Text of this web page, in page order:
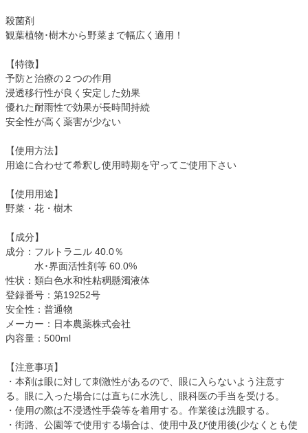
殺菌剤
観葉植物･樹木から野菜まで幅広く適用！
【特徴】
予防と治療の２つの作用
浸透移行性が良く安定した効果
優れた耐雨性で効果が長時間持続
安全性が高く薬害が少ない
【使用方法】
用途に合わせて希釈し使用時期を守ってご使用下さい
【使用用途】
野菜・花・樹木
【成分】
成分：フルトラニル 40.0％
水･界面活性剤等 60.0%
性状：類白色水和性粘稠懸濁液体
登録番号：第19252号
安全性：普通物
メーカー：日本農薬株式会社
内容量：500ml
【注意事項】
・本剤は眼に対して刺激性があるので、眼に入らないよう注意す
る。眼に入った場合には直ちに水洗し、眼科医の手当を受ける。
・使用の際は不浸透性手袋等を着用する。作業後は洗眼する。
・街路、公園等で使用する場合は、使用中及び使用後(少なくとも使